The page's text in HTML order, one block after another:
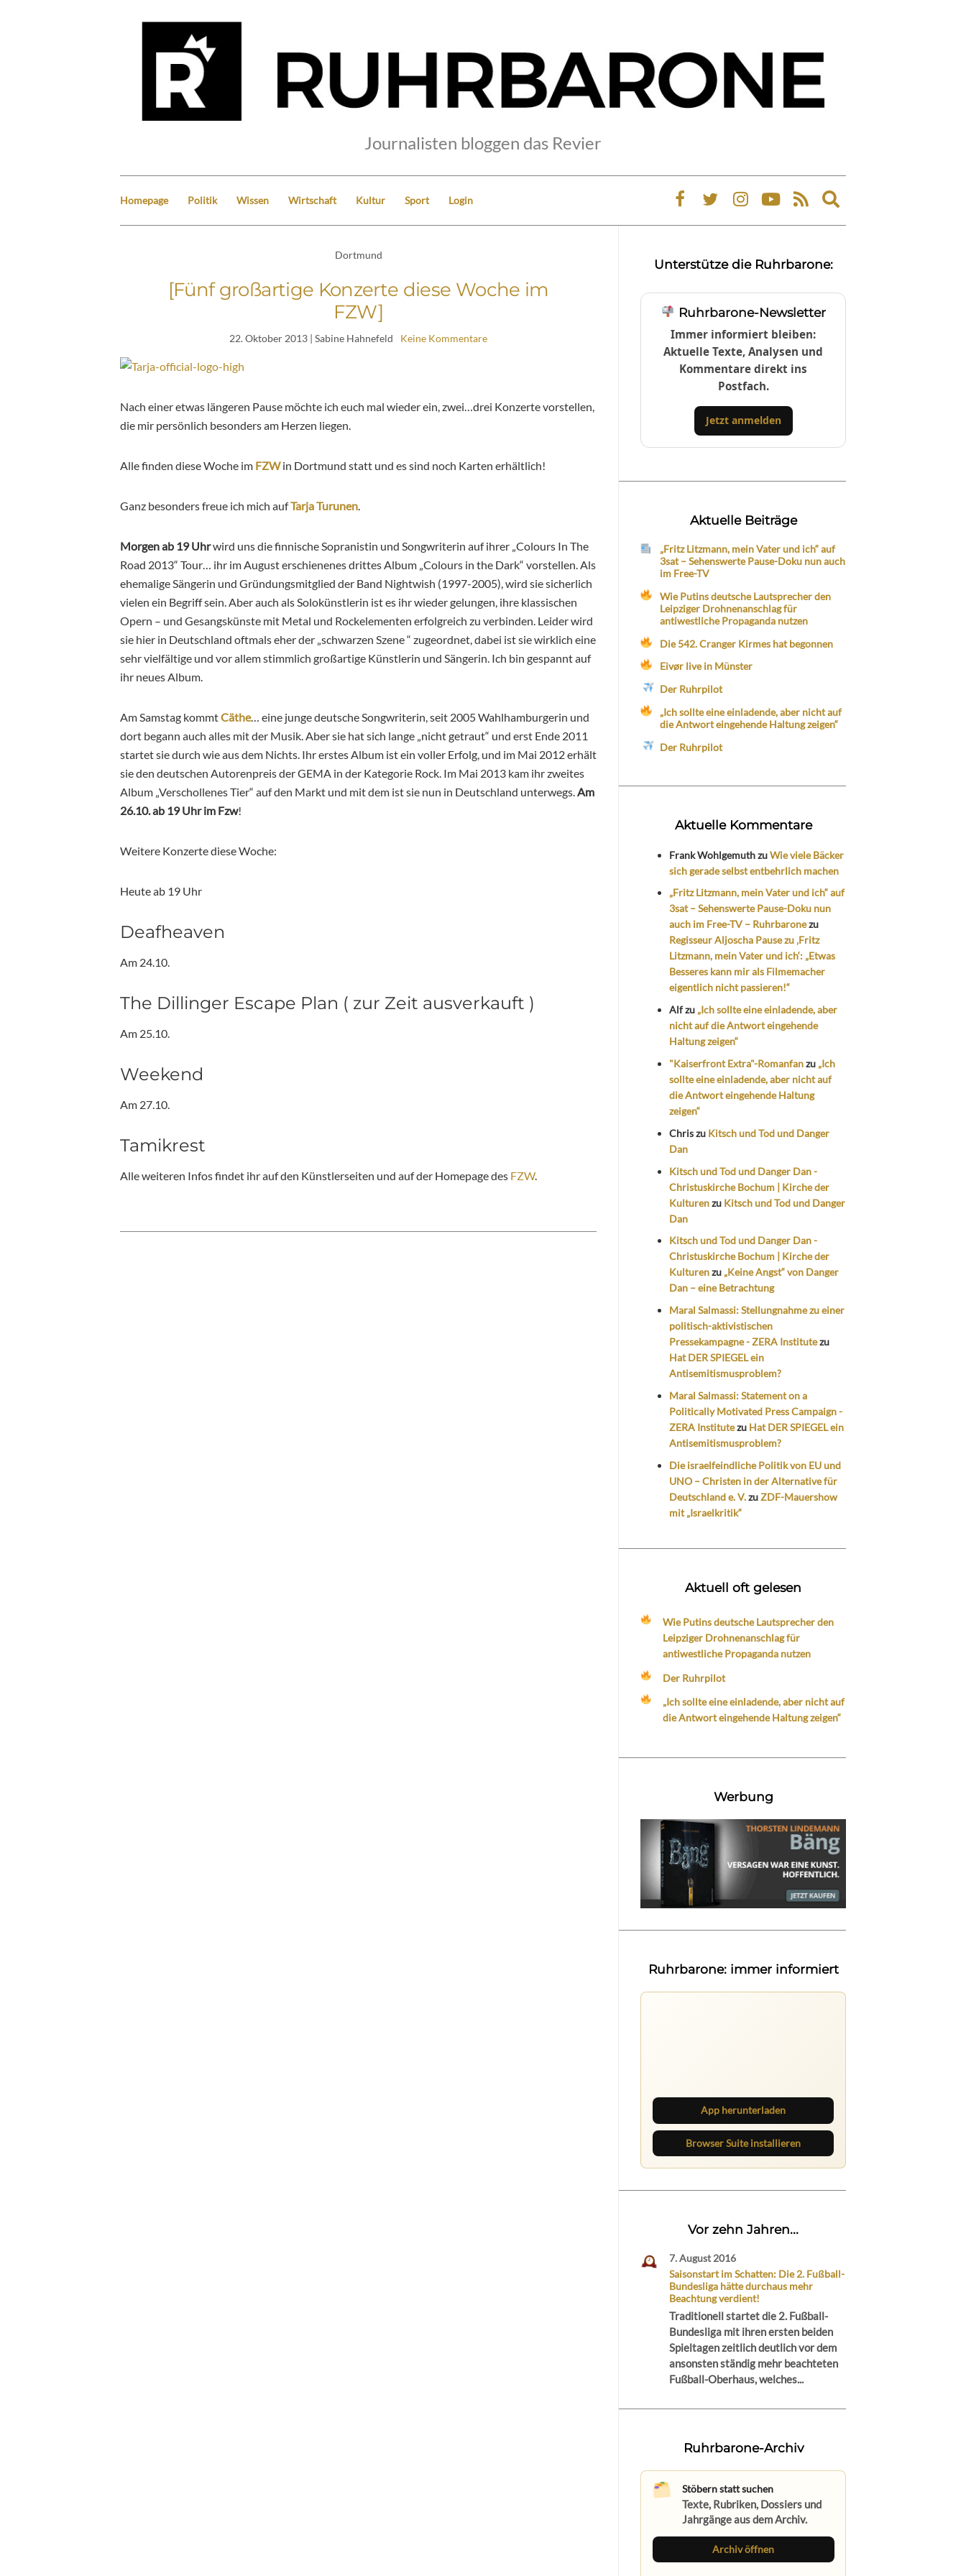
Journalisten bloggen das Revier
Homepage Politik Wissen Wirtschaft Kultur Sport Login
Expand
search
Dortmund
[Fünf großartige Konzerte diese Woche im
FZW]
22. Oktober 2013 | Sabine Hahnefeld Keine Kommentare
Nach einer etwas längeren Pause möchte ich euch mal wieder ein, zwei…drei Konzerte vorstellen,
die mir persönlich besonders am Herzen liegen.
Alle finden diese Woche im FZWin Dortmund statt und es sind noch Karten erhältlich!
Ganz besonders freue ich mich aufTarja Turunen
Morgen ab 19 Uhrwird uns die finnische Sopranistin und Songwriterin auf ihrer „Colours In The
Road 2013“ Tour… ihr im August erschienenes drittes Album „Colours in the Dark“ vorstellen. Als
ehemalige Sängerin und Gründungsmitglied der Band Nightwish (1997-2005), wird sie sicherlich
vielen ein Begriff sein. Aber auch als Solokünstlerin ist es ihr wieder gelungen, ihre klassischen
Opern – und Gesangskünste mit Metal und Rockelementen erfolgreich zu verbinden. Leider wird
sie hier in Deutschland oftmals eher der „schwarzen Szene “ zugeordnet, dabei ist sie wirklich eine
sehr vielfältige und vor allem stimmlich großartige Künstlerin und Sängerin. Ich bin gespannt auf
ihr neues Album.
Am Samstag kommtCäthe… eine junge deutsche Songwriterin, seit 2005 Wahlhamburgerin und
dort begann auch alles mit der Musik. Aber sie hat sich lange „nicht getraut“ und erst Ende 2011
startet sie durch wie aus dem Nichts. Ihr erstes Album ist ein voller Erfolg, und im Mai 2012 erhält
sie den deutschen Autorenpreis der GEMA in der Kategorie Rock. Im Mai 2013 kam ihr zweites
Album „Verschollenes Tier“ auf den Markt und mit dem ist sie nun in Deutschland unterwegs. Am
26.10. ab 19 Uhr im Fzw!
Weitere Konzerte diese Woche:
Heute ab 19 Uhr
Deafheaven
Am 24.10.
The Dillinger Escape Plan ( zur Zeit ausverkauft )
Am 25.10.
Weekend
Am 27.10.
Tamikrest
Alle weiteren Infos findet ihr auf den Künstlerseiten und auf der Homepage des FZW.
Unterstütze die Ruhrbarone:
Ruhrbarone-Newsletter
Immer informiert bleiben:
Aktuelle Texte, Analysen und
Kommentare direkt ins
Postfach.
Jetzt anmelden
Aktuelle Beiträge
„Fritz Litzmann, mein Vater und ich“ auf
3sat – Sehenswerte Pause-Doku nun auch
im Free-TV
Wie Putins deutsche Lautsprecher den
Leipziger Drohnenanschlag für
antiwestliche Propaganda nutzen
Die 542. Cranger Kirmes hat begonnen
Eivør live in Münster
Der Ruhrpilot
„Ich sollte eine einladende, aber nicht auf
die Antwort eingehende Haltung zeigen“
Der Ruhrpilot
Aktuelle Kommentare
Frank WohlgemuthzuWie viele Bäcker
sich gerade selbst entbehrlich machen
„Fritz Litzmann, mein Vater und ich“ auf
3sat – Sehenswerte Pause-Doku nun
auch im Free-TV – Ruhrbaronezu
Regisseur Aljoscha Pause zu ‚Fritz
Litzmann, mein Vater und ich‘: „Etwas
Besseres kann mir als Filmemacher
eigentlich nicht passieren!“
Alfzu „Ich sollte eine einladende, aber
nicht auf die Antwort eingehende
Haltung zeigen“
"Kaiserfront Extra"-Romanfanzu „Ich
sollte eine einladende, aber nicht auf
die Antwort eingehende Haltung
zeigen“
Chriszu Kitsch und Tod und Danger
Dan
Kitsch und Tod und Danger Dan -
Christuskirche Bochum | Kirche der
Kulturenzu Kitsch und Tod und Danger
Dan
Kitsch und Tod und Danger Dan -
Christuskirche Bochum | Kirche der
Kulturenzu „Keine Angst“ von Danger
Dan – eine Betrachtung
Maral Salmassi: Stellungnahme zu einer
politisch-aktivistischen
Pressekampagne - ZERA Institutezu
Hat DER SPIEGEL ein
Antisemitismusproblem?
Maral Salmassi: Statement on a
Politically Motivated Press Campaign -
ZERA Institutezu Hat DER SPIEGEL ein
Antisemitismusproblem?
Die israelfeindliche Politik von EU und
UNO – Christen in der Alternative für
Deutschland e. V.zuZDF-Mauershow
mit „Israelkritik“
Aktuell oft gelesen
Wie Putins deutsche Lautsprecher den
Leipziger Drohnenanschlag für
antiwestliche Propaganda nutzen
Der Ruhrpilot
„Ich sollte eine einladende, aber nicht auf
die Antwort eingehende Haltung zeigen“
Werbung
Ruhrbarone: immer informiert
App herunterladen
Browser Suite installieren
Vor zehn Jahren...
7. August 2016
Saisonstart im Schatten: Die 2. Fußball-
Bundesliga hätte durchaus mehr
Beachtung verdient!
Traditionell startet die 2. Fußball-
Bundesliga mit ihren ersten beiden
Spieltagen zeitlich deutlich vor dem
ansonsten ständig mehr beachteten
Fußball-Oberhaus, welches...
Ruhrbarone-Archiv
Stöbern statt suchen
Texte, Rubriken, Dossiers und
Jahrgänge aus dem Archiv.
Archiv öffnen